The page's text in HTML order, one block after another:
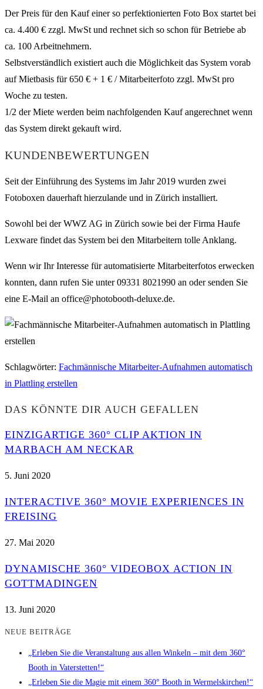
Der Preis für den Kauf einer so perfektionierten Foto Box startet bei
ca. 4.400 € zzgl. MwSt und rechnet sich so schon für Betriebe ab
ca. 100 Arbeitnehmern.
Selbstverständlich existiert auch die Möglichkeit das System vorab
auf Mietbasis für 650 € + 1 € / Mitarbeiterfoto zzgl. MwSt pro
Woche zu testen.
1/2 der Miete werden beim nachfolgenden Kauf angerechnet wenn
das System direkt gekauft wird.
KUNDENBEWERTUNGEN
Seit der Einführung des Systems im Jahr 2019 wurden zwei
Fotoboxen dauerhaft hierzulande und in Zürich installiert.
Sowohl bei der WWZ AG in Zürich sowie bei der Firma Haufe
Lexware findet das System bei den Mitarbeitern tolle Anklang.
Wenn wir Ihr Interesse für automatisierte Mitarbeiterfotos erwecken
konnten, dann rufen Sie unter 09331 8021990 an oder senden Sie
eine E-Mail an office@photobooth-deluxe.de.
Schlagwörter: Fachmännische Mitarbeiter-Aufnahmen automatisch
in Plattling erstellen
DAS KÖNNTE DIR AUCH GEFALLEN
EINZIGARTIGE 360° CLIP AKTION IN
MARBACH AM NECKAR
5. Juni 2020
INTERACTIVE 360° MOVIE EXPERIENCES IN
FREISING
27. Mai 2020
DYNAMISCHE 360° VIDEOBOX ACTION IN
GOTTMADINGEN
13. Juni 2020
NEUE BEITRÄGE
„Erleben Sie die Veranstaltung aus allen Winkeln – mit dem 360°
Booth in Vaterstetten!“
„Erleben Sie die Magie mit einem 360° Booth in Wermelskirchen!“